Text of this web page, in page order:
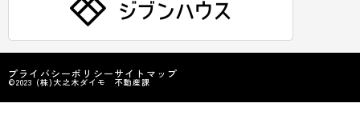
プライバシーポリシーサイトマップ
©2023 (株)大之木ダイモ 不動産課